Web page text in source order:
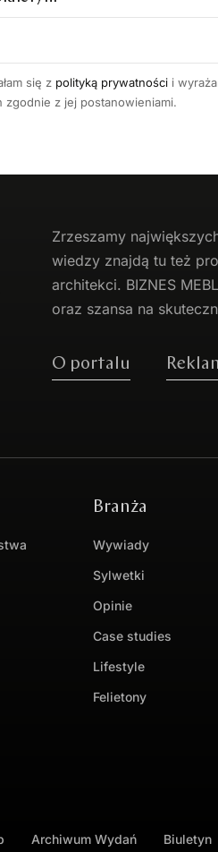
się z polityką prywatnościi
zgodnie z jej postanowieniami.
Zrzeszamy
wiedzy znajdą tu też
architekci. BIZNES
oraz szansa na
O portalu
Branża
Wywiady
Sylwetki
Opinie
Case studies
Lifestyle
Felietony
Archiwum Wydań Biuletyn